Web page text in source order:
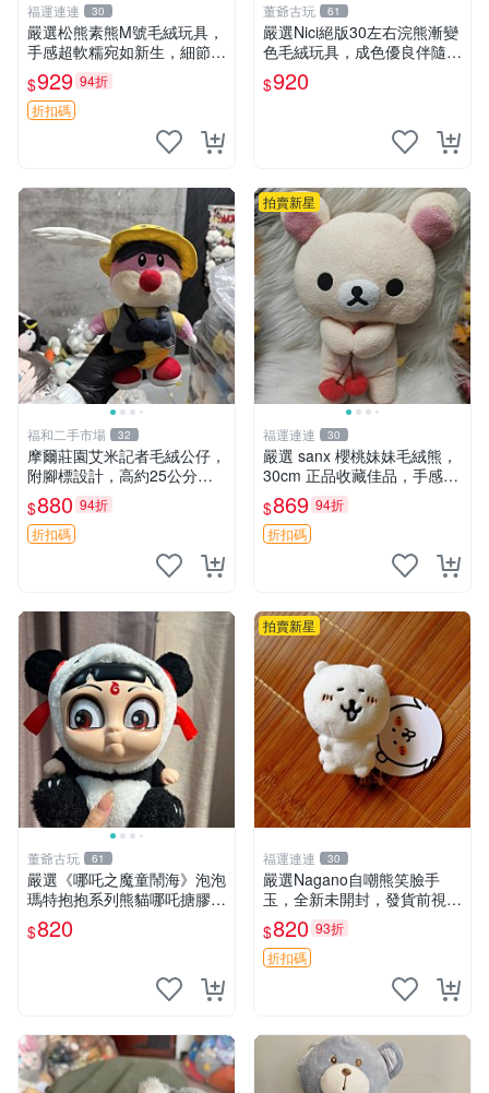
福運連連 30
嚴選松熊素熊M號毛絨玩具，
手感超軟糯宛如新生，細節精
緻完美無瑕，推薦送禮或珍
藏，中古狀態保養得宜。 松
熊 素熊 毛絨doll
$929 94折
折扣碼
董爺古玩 61
嚴選Nici絕版30左右浣熊漸變
色毛絨玩具，成色優良伴隨原
廠牌標 浣熊 玩具 毛絨
$920
福和二手市場 32
摩爾莊園艾米記者毛絨公仔，
附腳標設計，高約25公分，
全新未拆封，限量珍藏。艾米
記者 毛絨公仔 超萌玩偶
$880 94折
折扣碼
拍賣新星
福運連連 30
嚴選 sanx 櫻桃妹妹毛絨熊，
30cm 正品收藏佳品，手感極
軟，適合贈送與收藏 櫻桃妹
妹、sanx、毛絨熊
$869 94折
折扣碼
董爺古玩 61
嚴選《哪吒之魔童鬧海》泡泡
瑪特抱抱系列熊貓哪吒搪膠臉
毛絨， STATE：如圖顯示 哪
吒 毛絨公仔 泡泡瑪特
$820
拍賣新星
福運連連 30
嚴選Nagano自嘲熊笑臉手
玉，全新未開封，發貨前視頻
確認，海南 廣西 貴州 嚴選N
agano自嘲熊笑臉手玉，全新
未開封，發貨前視頻確認，四
$820 93折
折扣碼